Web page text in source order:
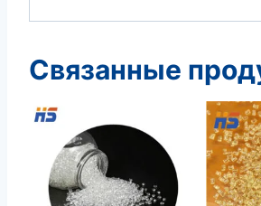
Связанные